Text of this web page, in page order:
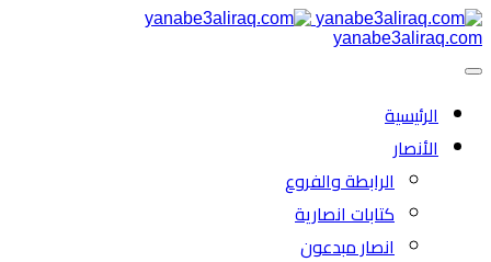
yanabe3aliraq.com
الرئیسية
الأنصار
الرابطة والفروع
كتابات انصارية
انصار مبدعون